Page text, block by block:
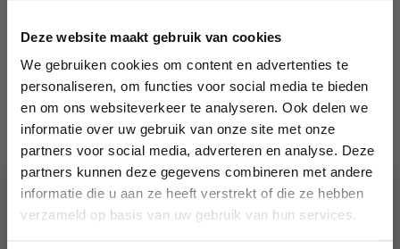
Deze website maakt gebruik van cookies
We gebruiken cookies om content en advertenties te
personaliseren, om functies voor social media te bieden
en om ons websiteverkeer te analyseren. Ook delen we
informatie over uw gebruik van onze site met onze
partners voor social media, adverteren en analyse. Deze
partners kunnen deze gegevens combineren met andere
informatie die u aan ze heeft verstrekt of die ze hebben
verzameld op basis van uw gebruik van hun services.
Prijs
€ 2.499,00
Levertijd
8 weken
Kleur
318 Cordufine Beige